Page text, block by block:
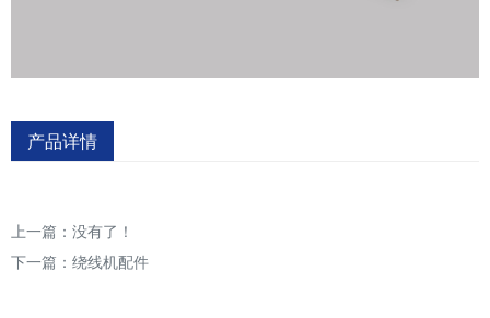
产品详情
上一篇：没有了！
下一篇： 绕线机配件